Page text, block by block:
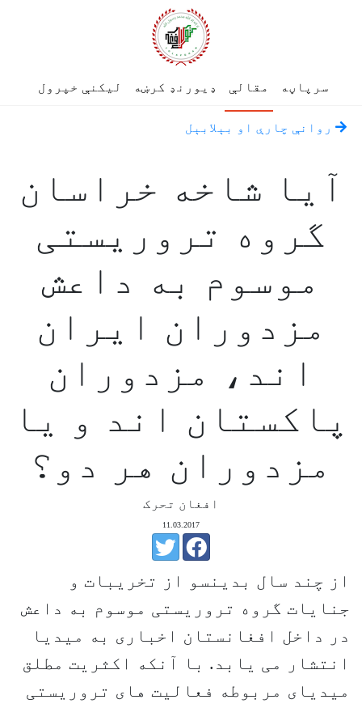
سرپاڼه مقالې ډیورنډ کرښه لیکنې خپرول
روانې چارې او بېلابېل
آیا شاخه خراسان
گروه تروریستی
موسوم به داعش
مزدوران ایران
اند، مزدوران
پاکستان اند و یا
مزدوران هر دو؟
افغان تحرک
11.03.2017
از چند سال بدینسو از تخریبات و
جنایات گروه تروریستی موسوم به داعش
در داخل افغانستان اخباری به میدیا
انتشار می یابد. با آنکه اکثریت مطلق
میدیای مربوطه فعالیت های تروریستی